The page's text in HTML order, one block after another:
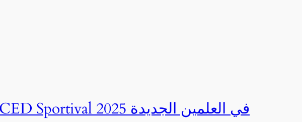
صور | مهرجان CED Sportival في العلمين الجديدة 2025